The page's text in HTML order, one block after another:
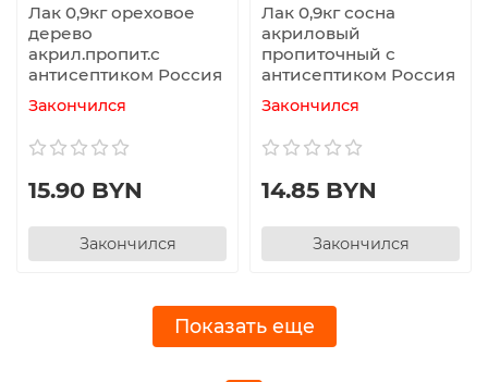
Лак 0,9кг ореховое
дерево
акрил.пропит.с
антисептиком Россия
Закончился
15.90 BYN
Закончился
Лак 0,9кг сосна
акриловый
пропиточный с
антисептиком Россия
Закончился
14.85 BYN
Закончился
Показать еще